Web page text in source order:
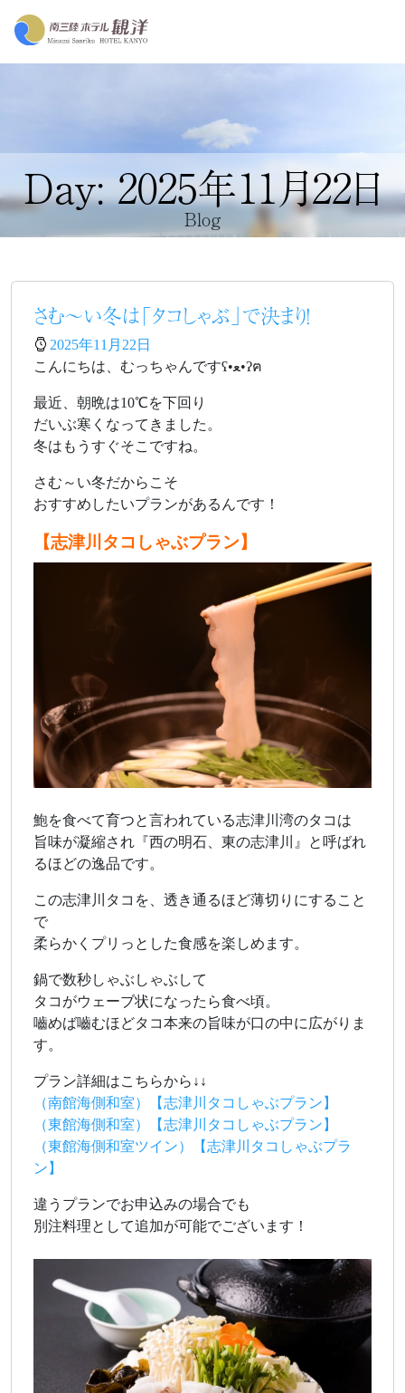
Day: 2025年11月22日
Blog
さむ～い冬は「タコしゃぶ」で決まり！
2025年11月22日
こんにちは、むっちゃんですʕ•ﻌ•ʔฅ
最近、朝晩は10℃を下回り
だいぶ寒くなってきました。
冬はもうすぐそこですね。
さむ～い冬だからこそ
おすすめしたいプランがあるんです！
【志津川タコしゃぶプラン】
鮑を食べて育つと言われている志津川湾のタコは
旨味が凝縮され『西の明石、東の志津川』と呼ばれ
るほどの逸品です。
この志津川タコを、透き通るほど薄切りにすること
で
柔らかくプリっとした食感を楽しめます。
鍋で数秒しゃぶしゃぶして
タコがウェーブ状になったら食べ頃。
嚙めば嚙むほどタコ本来の旨味が口の中に広がりま
す。
プラン詳細はこちらから↓↓
（南館海側和室）【志津川タコしゃぶプラン】
（東館海側和室）【志津川タコしゃぶプラン】
（東館海側和室ツイン）【志津川タコしゃぶプラ
ン】
違うプランでお申込みの場合でも
別注料理として追加が可能でございます！